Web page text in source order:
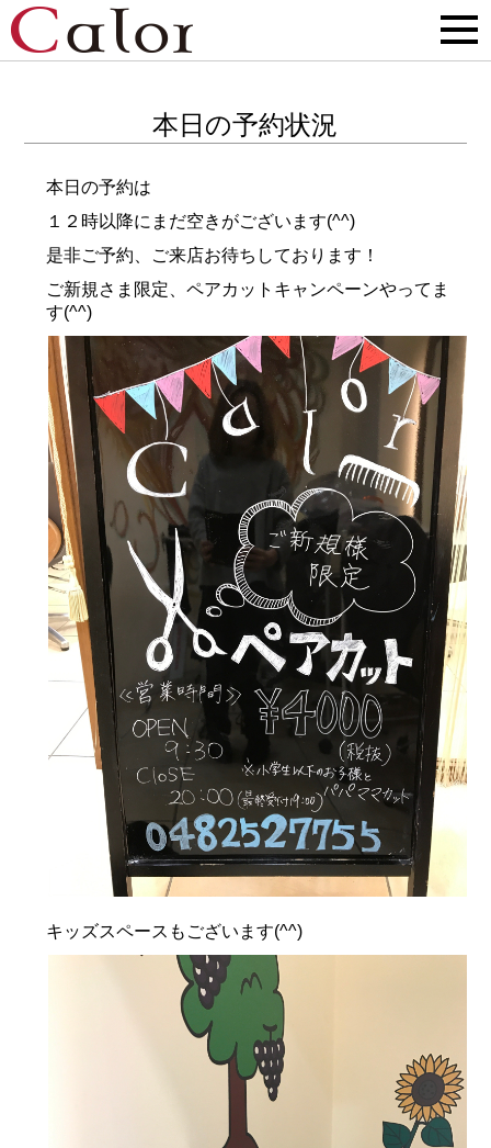
本日の予約状況
本日の予約は
１２時以降にまだ空きがございます(^^)
是非ご予約、ご来店お待ちしております！
ご新規さま限定、ペアカットキャンペーンやってま
す(^^)
キッズスペースもございます(^^)